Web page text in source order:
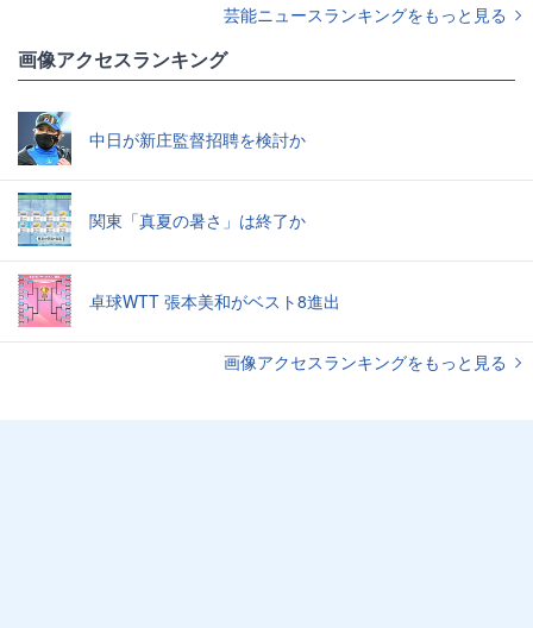
芸能ニュースランキングをもっと見る
画像アクセスランキング
中日が新庄監督招聘を検討か
関東「真夏の暑さ」は終了か
卓球WTT 張本美和がベスト8進出
画像アクセスランキングをもっと見る